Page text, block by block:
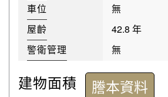
車位
無
屋齡
42.8 年
警衛管理
無
建物面積 謄本資料